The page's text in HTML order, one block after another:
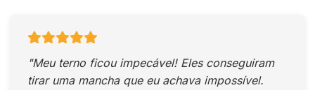
"Meu terno ficou impecável! Eles conseguiram
tirar uma mancha que eu achava impossível.